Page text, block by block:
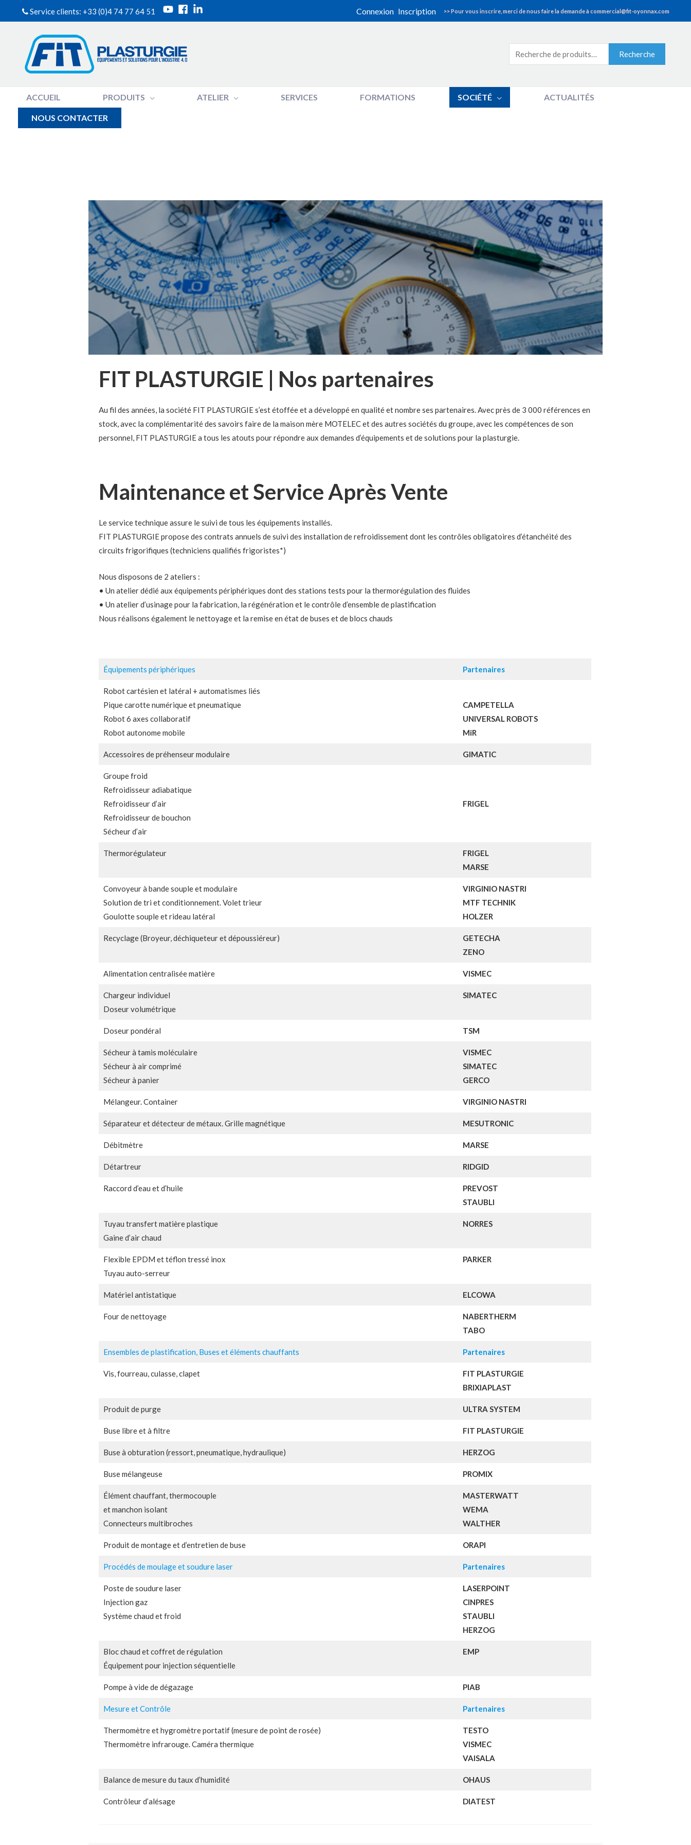
Service clients: +33 (0)4 74 77 64 51 Connexion Inscription >> Pour vous inscrire, merci de nous faire la demande à commercial@fit-oyonnax.com
Recherche
ACCUEIL PRODUITS ATELIER SERVICES FORMATIONS SOCIÉTÉ ACTUALITÉS
NOUS CONTACTER
FIT PLASTURGIE | Nos partenaires
Au fil des années, la société FIT PLASTURGIE s’est étoffée et a développé en qualité et nombre ses partenaires. Avec près de 3 000 références en
stock, avec la complémentarité des savoirs faire de la maison mère MOTELEC et des autres sociétés du groupe, avec les compétences de son
personnel, FIT PLASTURGIE a tous les atouts pour répondre aux demandes d’équipements et de solutions pour la plasturgie.
Maintenance et Service Après Vente
Le service technique assure le suivi de tous les équipements installés.
FIT PLASTURGIE propose des contrats annuels de suivi des installation de refroidissement dont les contrôles obligatoires d’étanchéité des
circuits frigorifiques (techniciens qualifiés frigoristes*)
Nous disposons de 2 ateliers :
• Un atelier dédié aux équipements périphériques dont des stations tests pour la thermorégulation des fluides
• Un atelier d’usinage pour la fabrication, la régénération et le contrôle d’ensemble de plastification
Nous réalisons également le nettoyage et la remise en état de buses et de blocs chauds
Équipements périphériques Partenaires
Robot cartésien et latéral + automatismes liés
Pique carotte numérique et pneumatique
Robot 6 axes collaboratif
Robot autonome mobile
CAMPETELLA
UNIVERSAL ROBOTS
MiR
Accessoires de préhenseur modulaire GIMATIC
Groupe froid
Refroidisseur adiabatique
Refroidisseur d’air
Refroidisseur de bouchon
Sécheur d’air
FRIGEL
Thermorégulateur
FRIGEL
MARSE
Convoyeur à bande souple et modulaire
Solution de tri et conditionnement. Volet trieur
Goulotte souple et rideau latéral
VIRGINIO NASTRI
MTF TECHNIK
HOLZER
Recyclage (Broyeur, déchiqueteur et dépoussiéreur)
GETECHA
ZENO
Alimentation centralisée matière VISMEC
Chargeur individuel
Doseur volumétrique
SIMATEC
Doseur pondéral TSM
Sécheur à tamis moléculaire
Sécheur à air comprimé
Sécheur à panier
VISMEC
SIMATEC
GERCO
Mélangeur. Container VIRGINIO NASTRI
Séparateur et détecteur de métaux. Grille magnétique MESUTRONIC
Débitmètre MARSE
Détartreur RIDGID
Raccord d’eau et d’huile
PREVOST
STAUBLI
Tuyau transfert matière plastique
Gaine d’air chaud
NORRES
Flexible EPDM et téflon tressé inox
Tuyau auto-serreur
PARKER
Matériel antistatique ELCOWA
Four de nettoyage
NABERTHERM
TABO
Ensembles de plastification, Buses et éléments chauffants Partenaires
Vis, fourreau, culasse, clapet
FIT PLASTURGIE
BRIXIAPLAST
Produit de purge ULTRA SYSTEM
Buse libre et à filtre FIT PLASTURGIE
Buse à obturation (ressort, pneumatique, hydraulique) HERZOG
Buse mélangeuse PROMIX
Élément chauffant, thermocouple
et manchon isolant
Connecteurs multibroches
MASTERWATT
WEMA
WALTHER
Produit de montage et d’entretien de buse ORAPI
Procédés de moulage et soudure laser Partenaires
Poste de soudure laser
Injection gaz
Système chaud et froid
LASERPOINT
CINPRES
STAUBLI
HERZOG
Bloc chaud et coffret de régulation
Équipement pour injection séquentielle
EMP
Pompe à vide de dégazage PIAB
Mesure et Contrôle Partenaires
Thermomètre et hygromètre portatif (mesure de point de rosée)
Thermomètre infrarouge. Caméra thermique
TESTO
VISMEC
VAISALA
Balance de mesure du taux d’humidité OHAUS
Contrôleur d’alésage DIATEST